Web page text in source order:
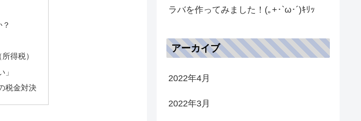
得税）
税金対決
ラバを作ってみました！(｡+･`ω･´)ｷﾘｯ
アーカイブ
2022年4月
2022年3月